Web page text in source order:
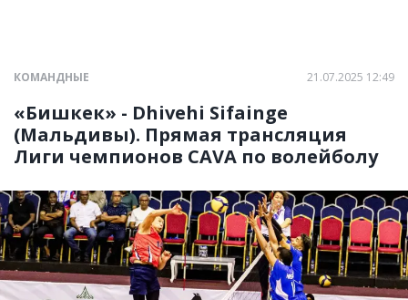
КОМАНДНЫЕ 21.07.2025 12:49
«Бишкек» - Dhivehi Sifainge
(Мальдивы). Прямая трансляция
Лиги чемпионов CAVA по волейболу